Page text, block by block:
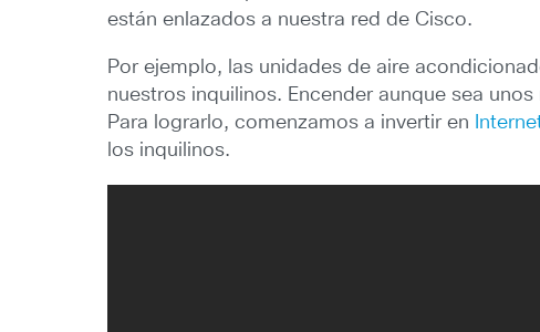
están enlazados a nuestra red de Cisco.
Por ejemplo, las unidades de aire
nuestros inquilinos. Encender aunque sea
Para lograrlo, comenzamos a invertir en
los inquilinos.